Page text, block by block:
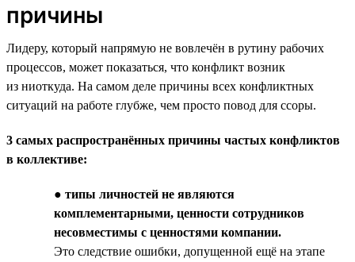
причины
Лидеру, который напрямую не вовлечён в рутину рабочих
процессов, может показаться, что конфликт возник
из ниоткуда. На самом деле причины всех конфликтных
ситуаций на работе глубже, чем просто повод для ссоры.
3 самых распространённых причины частых конфликтов
в коллективе:
● типы личностей не являются
комплементарными, ценности сотрудников
несовместимы с ценностями компании.
Это следствие ошибки, допущенной ещё на этапе